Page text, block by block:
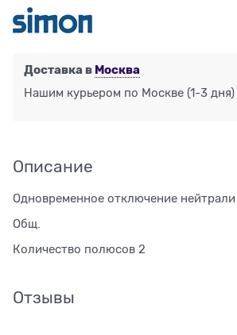
Доставка в Москва
Нашим курьером по Москве (1-3 дня)
Описание
Одновременное отключение нейтрали
Общ.
Количество полюсов 2
Отзывы